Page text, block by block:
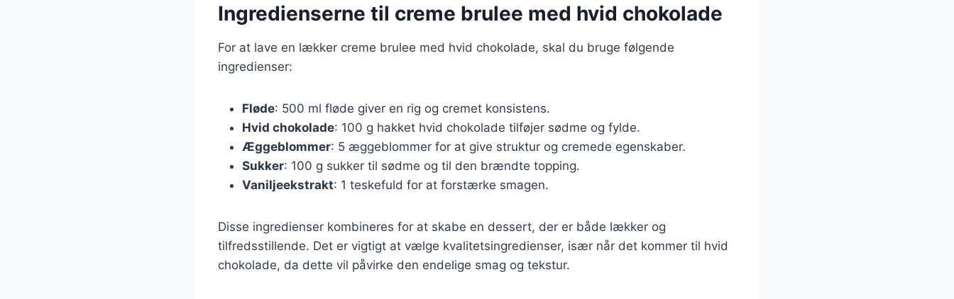
Ingredienserne til creme brulee med hvid chokolade
For at lave en lækker creme brulee med hvid chokolade, skal du bruge følgende
ingredienser:
Fløde: 500 ml fløde giver en rig og cremet konsistens.
Hvid chokolade: 100 g hakket hvid chokolade tilføjer sødme og fylde.
Æggeblommer: 5 æggeblommer for at give struktur og cremede egenskaber.
Sukker: 100 g sukker til sødme og til den brændte topping.
Vaniljeekstrakt: 1 teskefuld for at forstærke smagen.
Disse ingredienser kombineres for at skabe en dessert, der er både lækker og
tilfredsstillende. Det er vigtigt at vælge kvalitetsingredienser, især når det kommer til hvid
chokolade, da dette vil påvirke den endelige smag og tekstur.